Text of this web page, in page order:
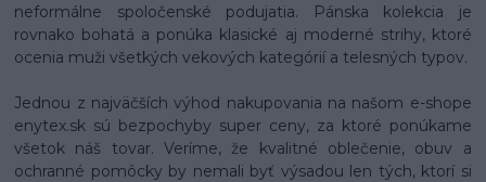
neformálne spoločenské podujatia. Pánska kolekcia je
rovnako bohatá a ponúka klasické aj moderné strihy, ktoré
ocenia muži všetkých vekových kategórií a telesných typov.
Jednou z najväčších výhod nakupovania na našom e-shope
enytex.sk sú bezpochyby super ceny, za ktoré ponúkame
všetok náš tovar. Veríme, že kvalitné oblečenie, obuv a
ochranné pomôcky by nemali byť výsadou len tých, ktorí si